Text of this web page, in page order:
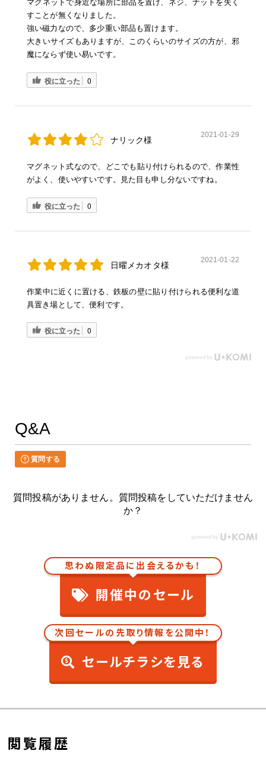
マグネットで身近な場所に部品を置け、ネジ、ナットを失く
すことが無くなりました。
強い磁力なので、多少重い部品も置けます。
大きいサイズもありますが、このくらいのサイズの方が、邪
魔にならず使い易いです。
役に立った 0
ナリック様
2021-01-29
マグネット式なので、どこでも貼り付けられるので、作業性
がよく、使いやすいです。見た目も申し分ないですね。
役に立った 0
日曜メカオタ様
2021-01-22
作業中に近くに置ける、鉄板の壁に貼り付けられる便利な道
具置き場として、便利です。
役に立った 0
Q&A
質問する
質問投稿がありません。質問投稿をしていただけません
か？
思わぬ限定品に出会えるかも！
開催中のセール
次回セールの先取り情報を公開中！
セールチラシを見る
閲覧履歴